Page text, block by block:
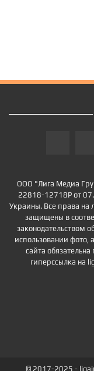
ООО "Лига Медиа
22818-12718Р от
Украины. Все права на
защищены в
законодательством
использовании фото,
сайта
гиперссылка на
© 2017-2025 -